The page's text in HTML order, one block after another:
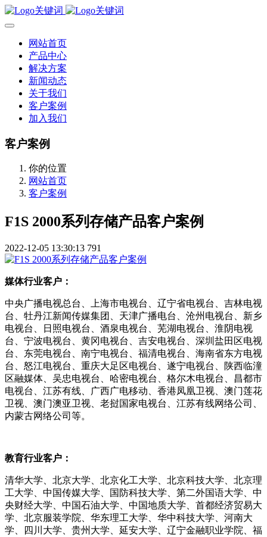
网站首页
产品中心
解决方案
新闻动态
关于我们
客户案例
加入我们
客户案例
你的位置
网站首页
客户案例
F1S 2000系列存储产品客户案例
2022-12-05 13:30:13 791
媒体行业客户：
中央广播电视总台、上海市电视台、辽宁省电视台、吉林电视
台、牡丹江新闻传媒集团、天津广播电台、沧州电视台、新乡
电视台、日照电视台、酒泉电视台、芜湖电视台、淮阴电视
台、宁波电视台、黄冈电视台、吉安电视台、深圳盐田区电视
台、东莞电视台、南宁电视台、福清电视台、海南省东方电视
台、怒江电视台、重庆大足区电视台、遂宁电视台、陕西临潼
区融媒体、吴忠电视台、哈密电视台、格尔木电视台、昌都市
电视台、江苏有线、广西广电移动、香港凤凰卫视、澳门莲花
卫视、澳门澳亚卫视、老挝国家电视台、江苏有线网络公司、
内蒙古网络公司等。
教育行业客户：
清华大学、北京大学、北京化工大学、北京科技大学、北京理
工大学、中国传媒大学、国防科技大学、第二外国语大学、中
央财经大学、中国石油大学、中国地质大学、首都经济贸易大
学、北京服装学院、华东理工大学、华中科技大学、河南大
学、四川大学、贵州大学、延安大学、辽宁金融职业学院、福